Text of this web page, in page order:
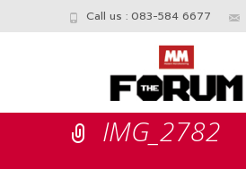
Call us : 083-584 6677
IMG_2782